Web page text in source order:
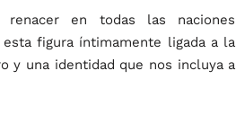
en todas las naciones
figura íntimamente ligada a la
y una identidad que nos incluya a